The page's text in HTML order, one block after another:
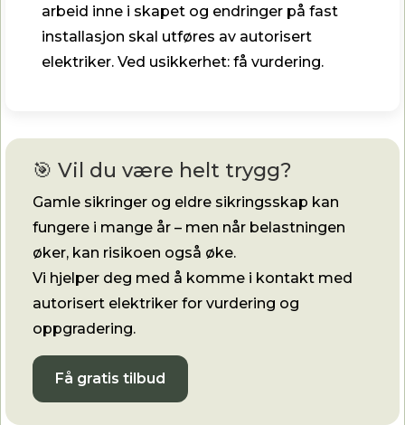
arbeid inne i skapet og endringer på fast
installasjon skal utføres av autorisert
elektriker. Ved usikkerhet: få vurdering.
🎯 Vil du være helt trygg?
Gamle sikringer og eldre sikringsskap kan
fungere i mange år – men når belastningen
øker, kan risikoen også øke.
Vi hjelper deg med å komme i kontakt med
autorisert elektriker for vurdering og
oppgradering.
Få gratis tilbud